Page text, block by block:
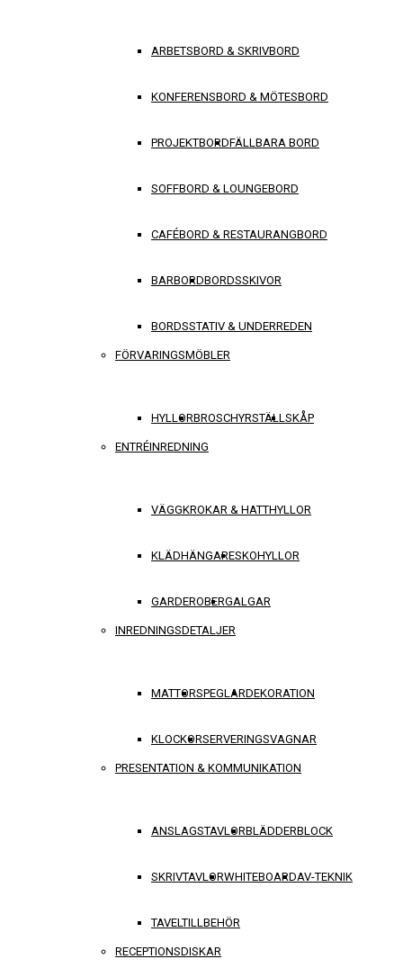
ARBETSBORD & SKRIVBORD
KONFERENSBORD & MÖTESBORD
PROJEKTBORDFÄLLBARA BORD
SOFFBORD & LOUNGEBORD
CAFÉBORD & RESTAURANGBORD
BARBORDBORDSSKIVOR
BORDSSTATIV & UNDERREDEN
FÖRVARINGSMÖBLER
HYLLORBROSCHYRSTÄLLSKÅP
ENTRÉINREDNING
VÄGGKROKAR & HATTHYLLOR
KLÄDHÄNGARESKOHYLLOR
GARDEROBERGALGAR
INREDNINGSDETALJER
MATTORSPEGLARDEKORATION
KLOCKORSERVERINGSVAGNAR
PRESENTATION & KOMMUNIKATION
ANSLAGSTAVLORBLÄDDERBLOCK
SKRIVTAVLORWHITEBOARDAV-TEKNIK
TAVELTILLBEHÖR
RECEPTIONSDISKAR